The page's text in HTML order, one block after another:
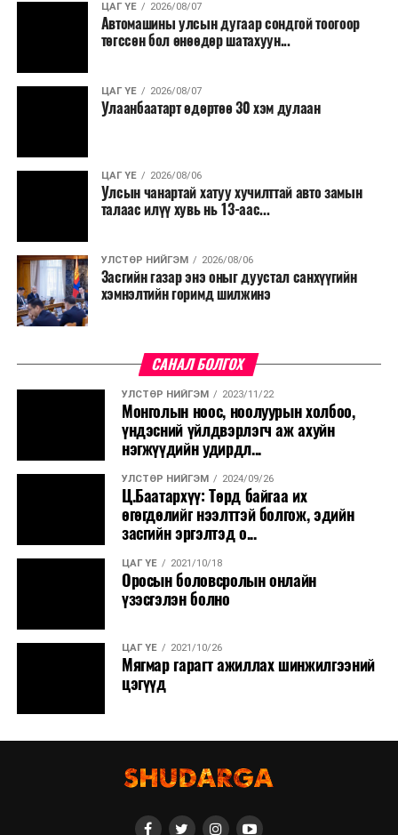
ЦАГ ҮЕ 2026/08/07
Автомашины улсын дугаар сондгой тоогоор
төгссөн бол өнөөдөр шатахуун...
ЦАГ ҮЕ 2026/08/07
Улаанбаатарт өдөртөө 30 хэм дулаан
ЦАГ ҮЕ 2026/08/06
Улсын чанартай хатуу хучилттай авто замын
талаас илүү хувь нь 13-аас...
УЛСТӨР НИЙГЭМ 2026/08/06
Засгийн газар энэ оныг дуустал санхүүгийн
хэмнэлтийн горимд шилжинэ
САНАЛ БОЛГОХ
УЛСТӨР НИЙГЭМ 2023/11/22
Монголын ноос, ноолуурын холбоо,
үндэсний үйлдвэрлэгч аж ахуйн
нэгжүүдийн удирдл...
УЛСТӨР НИЙГЭМ 2024/09/26
Ц.Баатархүү: Төрд байгаа их
өгөгдөлийг нээлттэй болгож, эдийн
засгийн эргэлтэд о...
ЦАГ ҮЕ 2021/10/18
Оросын боловсролын онлайн
үзэсгэлэн болно
ЦАГ ҮЕ 2021/10/26
Мягмар гарагт ажиллах шинжилгээний
цэгүүд